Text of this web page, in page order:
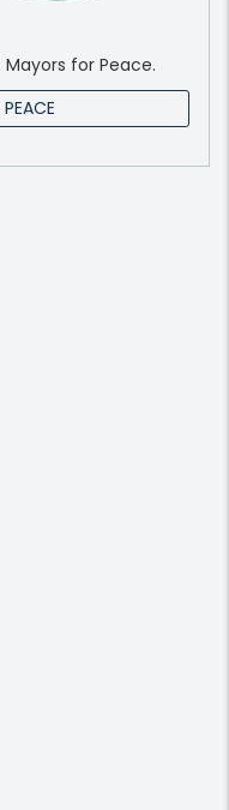
for Peace.